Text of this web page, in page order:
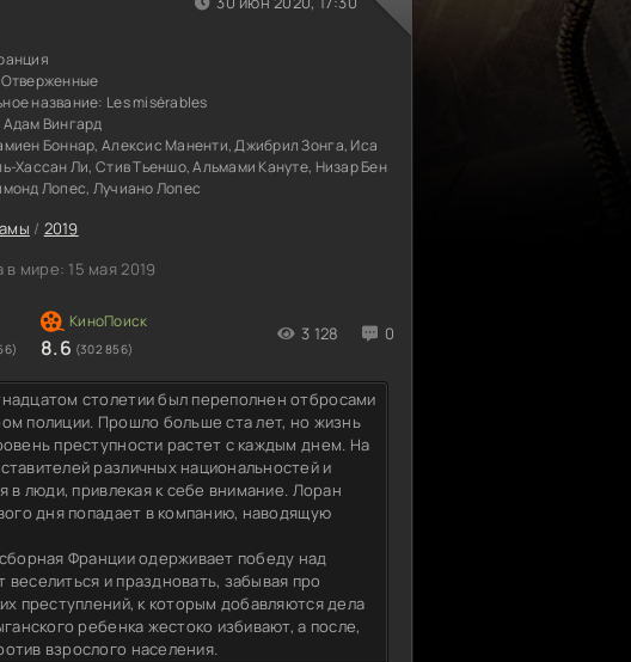
Отверженные
название: Les misérables
Адам Вингард
Боннар, Алексис Маненти, Джибрил Зонга, Иса
Хассан Ли, Стив Тьеншо, Альмами Кануте, Низар Бен
Лопес, Лучиано Лопес
/ 2019
в мире: 15 мая 2019
8.6 (302 856)
3 128 0
столетии был переполнен отбросами
полиции. Прошло больше ста лет, но жизнь
преступности растет с каждым днем. На
различных национальностей и
в люди, привлекая к себе внимание. Лоран
дня попадает в компанию, наводящую
Франции одерживает победу над
и праздновать, забывая про
преступлений, к которым добавляются дела
ребенка жестоко избивают, а после,
взрослого населения.